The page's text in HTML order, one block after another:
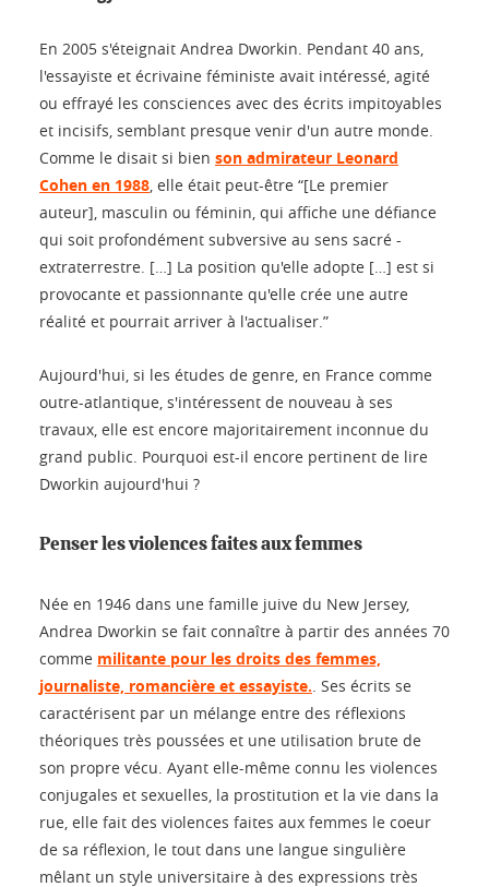
En 2005 s'éteignait Andrea Dworkin. Pendant 40 ans,
l'essayiste et écrivaine féministe avait intéressé, agité
ou effrayé les consciences avec des écrits impitoyables
et incisifs, semblant presque venir d'un autre monde.
Comme le disait si bien son admirateur Leonard
Cohen en 1988 , elle était peut-être “[Le premier
auteur], masculin ou féminin, qui affiche une défiance
qui soit profondément subversive au sens sacré -
extraterrestre. […] La position qu'elle adopte […] est si
provocante et passionnante qu'elle crée une autre
réalité et pourrait arriver à l'actualiser.”
Aujourd'hui, si les études de genre, en France comme
outre-atlantique, s'intéressent de nouveau à ses
travaux, elle est encore majoritairement inconnue du
grand public. Pourquoi est-il encore pertinent de lire
Dworkin aujourd'hui ?
Penser les violences faites aux femmes
Née en 1946 dans une famille juive du New Jersey,
Andrea Dworkin se fait connaître à partir des années 70
comme militante pour les droits des femmes,
journaliste, romancière et essayiste. . Ses écrits se
caractérisent par un mélange entre des réflexions
théoriques très poussées et une utilisation brute de
son propre vécu. Ayant elle-même connu les violences
conjugales et sexuelles, la prostitution et la vie dans la
rue, elle fait des violences faites aux femmes le coeur
de sa réflexion, le tout dans une langue singulière
mêlant un style universitaire à des expressions très